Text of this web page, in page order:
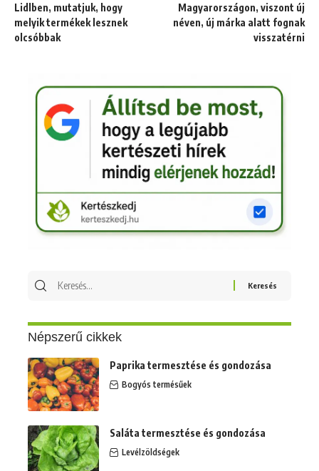
Lidlben, mutatjuk, hogy
melyik termékek lesznek
olcsóbbak
Magyarországon, viszont új
néven, új márka alatt fognak
visszatérni
Keresés
Népszerű cikkek
Paprika termesztése és gondozása
Bogyós termésűek
Saláta termesztése és gondozása
Levélzöldségek